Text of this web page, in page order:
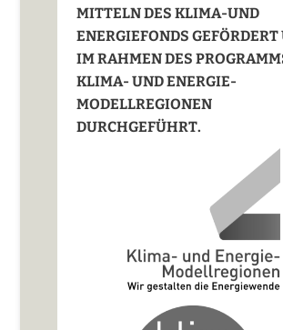
MITTELN DES KLIMA-UND
ENERGIEFONDS GEFÖRDERT
IM RAHMEN DES
KLIMA- UND ENERGIE-
MODELLREGIONEN
DURCHGEFÜHRT.